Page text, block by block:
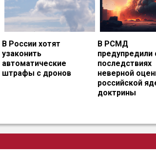
В России хотят
узаконить
автоматические
штрафы с дронов
В РСМД
предупредили
последствиях
неверной
российской
доктрины